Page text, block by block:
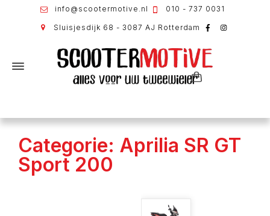
info@scootermotive.nl 010 - 737 0031
Sluisjesdijk 68 - 3087 AJ Rotterdam
Categorie: Aprilia SR GT
Sport 200